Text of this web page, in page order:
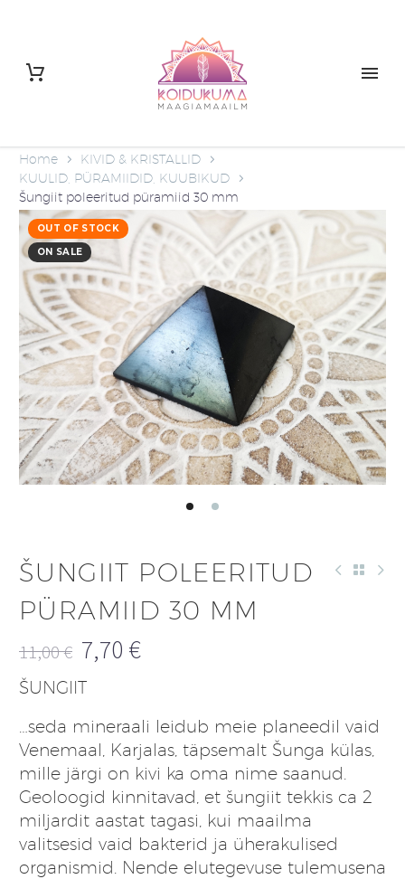
Home
KIVID & KRISTALLID
KUULID, PÜRAMIIDID, KUUBIKUD
Šungiit poleeritud püramiid 30 mm
OUT OF STOCK
ON SALE
ŠUNGIIT POLEERITUD
PÜRAMIID 30 MM
11,00€
Algne
hind
oli:
11,00 €.
7,70 €
Praegune
hind
on:
7,70 €.
ŠUNGIIT
…seda mineraali leidub meie planeedil vaid
Venemaal, Karjalas, täpsemalt Šunga külas,
mille järgi on kivi ka oma nime saanud.
Geoloogid kinnitavad, et šungiit tekkis ca 2
miljardit aastat tagasi, kui maailma
valitsesid vaid bakterid ja üherakulised
organismid. Nende elutegevuse tulemusena